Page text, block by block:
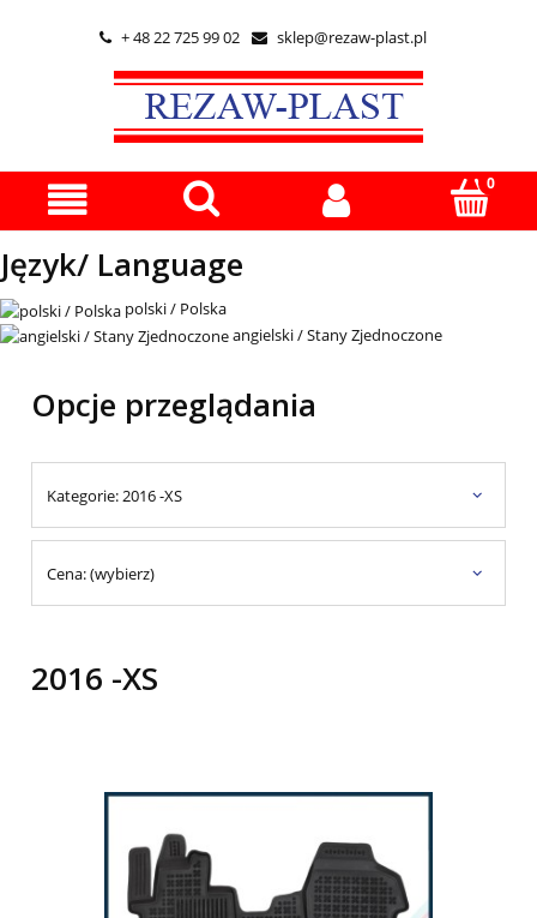
 + 48 22 725 99 02  sklep@rezaw-plast.pl
Język/ Language
polski / Polska
angielski / Stany Zjednoczone
Opcje przeglądania
Kategorie: 2016 -XS
Cena: (wybierz)
2016 -XS